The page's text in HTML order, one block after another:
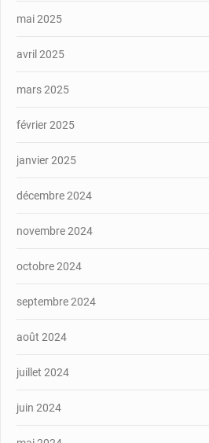
mai 2025
avril 2025
mars 2025
février 2025
janvier 2025
décembre 2024
novembre 2024
octobre 2024
septembre 2024
août 2024
juillet 2024
juin 2024